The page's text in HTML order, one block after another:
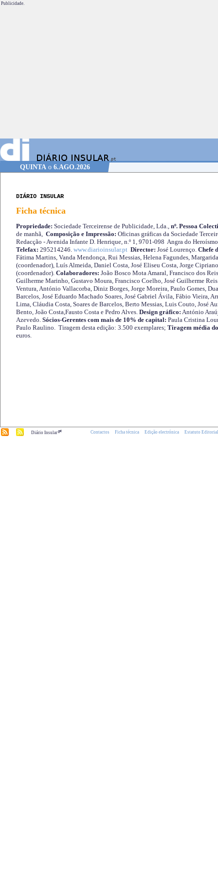
Publicidade.
QUINTAo 6.AGO.2026
DIÁRIO INSULAR
Ficha técnica
Propriedade: Sociedade Terceirense de Publicidade, Lda., nº. Pessoa
de manhã, Composição e Impressão: Oficinas gráficas da Sociedade
Redacção - Avenida Infante D. Henrique, n.º 1, 9701-098 Angra do
Telefax: 295214246. www.diarioinsular.pt Director: José Lourenço. Chefe
Fátima Martins, Vanda Mendonça, Rui Messias, Helena Fagundes,
(coordenador), Luís Almeida, Daniel Costa, José Eliseu Costa, Jorge
(coordenador). Colaboradores: João Bosco Mota Amaral, Francisco dos
Guilherme Marinho, Gustavo Moura, Francisco Coelho, José Guilherme
Ventura, António Vallacorba, Diniz Borges, Jorge Moreira, Paulo Gomes,
Barcelos, José Eduardo Machado Soares, José Gabriel Ávila, Fábio Vieira,
Lima, Cláudia Costa, Soares de Barcelos, Berto Messias, Luis Couto, José
Bento, João Costa,Fausto Costa e Pedro Alves. Design gráfico: António
Azevedo. Sócios-Gerentes com mais de 10% de capital: Paula Cristina
Paulo Raulino. Tiragem desta edição: 3.500 exemplares; Tiragem média
euros.
Diário Insular.pt Contactos Ficha técnica Edição electrónica Estatuto Editorial